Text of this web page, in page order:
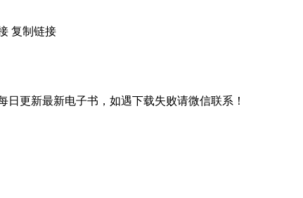
复制链接
日更新最新电子书，如遇下载失败请微信联系！